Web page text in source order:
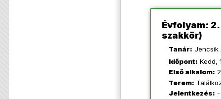
Évfolyam:
szakkör)
Tanár: Jencsik
Időpont: Kedd,
Első alkalom:
Terem:
Jelentkezés: -